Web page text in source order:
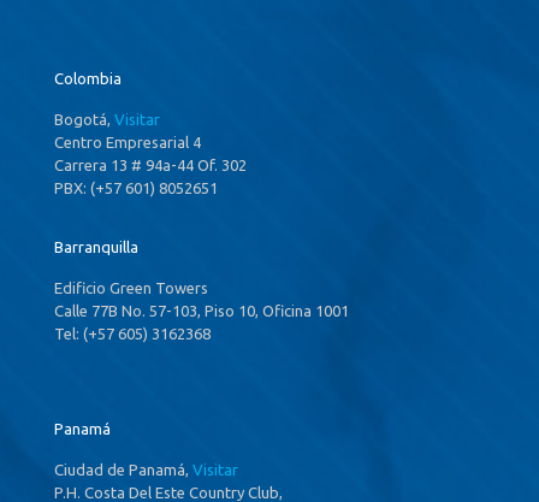
Colombia
Bogotá, Visitar
Centro Empresarial 4
Carrera 13 # 94a-44 Of. 302
PBX: (+57 601) 8052651
Barranquilla
Edificio Green Towers
Calle 77B No. 57-103, Piso 10, Oficina 1001
Tel: (+57 605) 3162368
Panamá
Ciudad de Panamá, Visitar
P.H. Costa Del Este Country Club,